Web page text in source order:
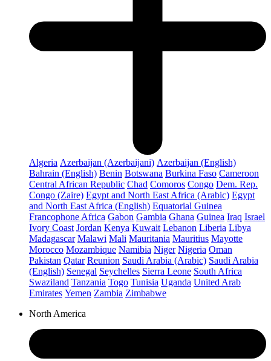
Algeria Azerbaijan (Azerbaijani) Azerbaijan (English)
Bahrain (English) Benin Botswana Burkina Faso Cameroon
Central African Republic Chad Comoros Congo Dem. Rep.
Congo (Zaire) Egypt and North East Africa (Arabic) Egypt
and North East Africa (English) Equatorial Guinea
Francophone Africa Gabon Gambia Ghana Guinea Iraq Israel
Ivory Coast Jordan Kenya Kuwait Lebanon Liberia Libya
Madagascar Malawi Mali Mauritania Mauritius Mayotte
Morocco Mozambique Namibia Niger Nigeria Oman
Pakistan Qatar Reunion Saudi Arabia (Arabic) Saudi Arabia
(English) Senegal Seychelles Sierra Leone South Africa
Swaziland Tanzania Togo Tunisia Uganda United Arab
Emirates Yemen Zambia Zimbabwe
North America